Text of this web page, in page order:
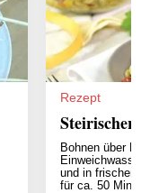
Rezept
Steirischer
Bohnen über
Einweichwasser
und in frischem,
für ca. 50